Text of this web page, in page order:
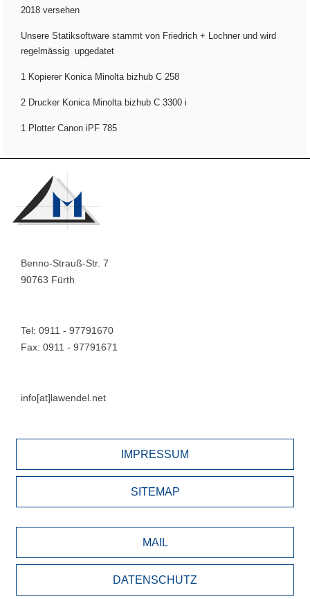
2018 versehen
Unsere Statiksoftware stammt von Friedrich + Lochner und wird
regelmässig upgedatet
1 Kopierer Konica Minolta bizhub C 258
2 Drucker Konica Minolta bizhub C 3300 i
1 Plotter Canon iPF 785
Benno-Strauß-Str. 7
90763 Fürth
Tel: 0911 - 97791670
Fax: 0911 - 97791671
info[at]lawendel.net
IMPRESSUM
SITEMAP
MAIL
DATENSCHUTZ